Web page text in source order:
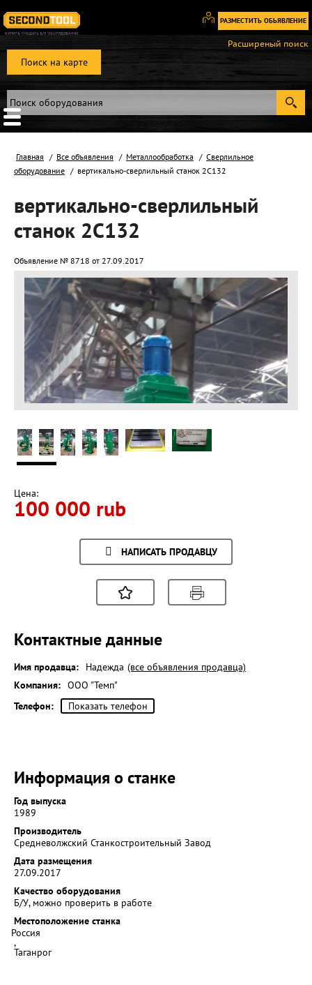
РАЗМЕСТИТЬ ОБЬЯВЛЕНИЕ
Вход
Регистрация
Поиск на карте
Расширеный поиск
Главная Все объявления Металлообработка
Сверлильное
оборудование
вертикально-сверлильный станок 2С132
вертикально-сверлильный
станок 2С132
Объявление № 8718 от 27.09.2017
Цена:
100 000 rub
НАПИСАТЬ ПРОДАВЦУ
Контактные данные
Имя продавца: Надежда (все объявления продавца)
Компания: ООО "Темп"
Телефон:
Показать телефон
Информация о станке
Год выпуска
1989
Производитель
Средневолжский Станкостроительный Завод
Дата размещения
27.09.2017
Качество оборудования
Б/У, можно проверить в работе
Местоположение станка
Россия
,
Таганрог